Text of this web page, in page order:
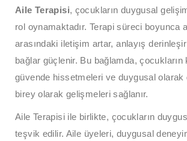
Aile Terapisi, çocukların duygusal
rol oynamaktadır. Terapi süreci boyunca
arasındaki iletişim artar, anlayış
bağlar güçlenir. Bu bağlamda, çocukların
güvende hissetmeleri ve duygusal olarak
birey olarak gelişmeleri sağlanır.
Aile Terapisi ile birlikte, çocukların
teşvik edilir. Aile üyeleri, duygusal